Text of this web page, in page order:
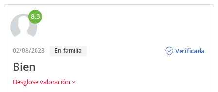
8.3
02/08/2023 En familia
Verificada
Bien
Desglose valoración